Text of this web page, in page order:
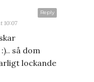
Reply
10:07
så dom
lockande